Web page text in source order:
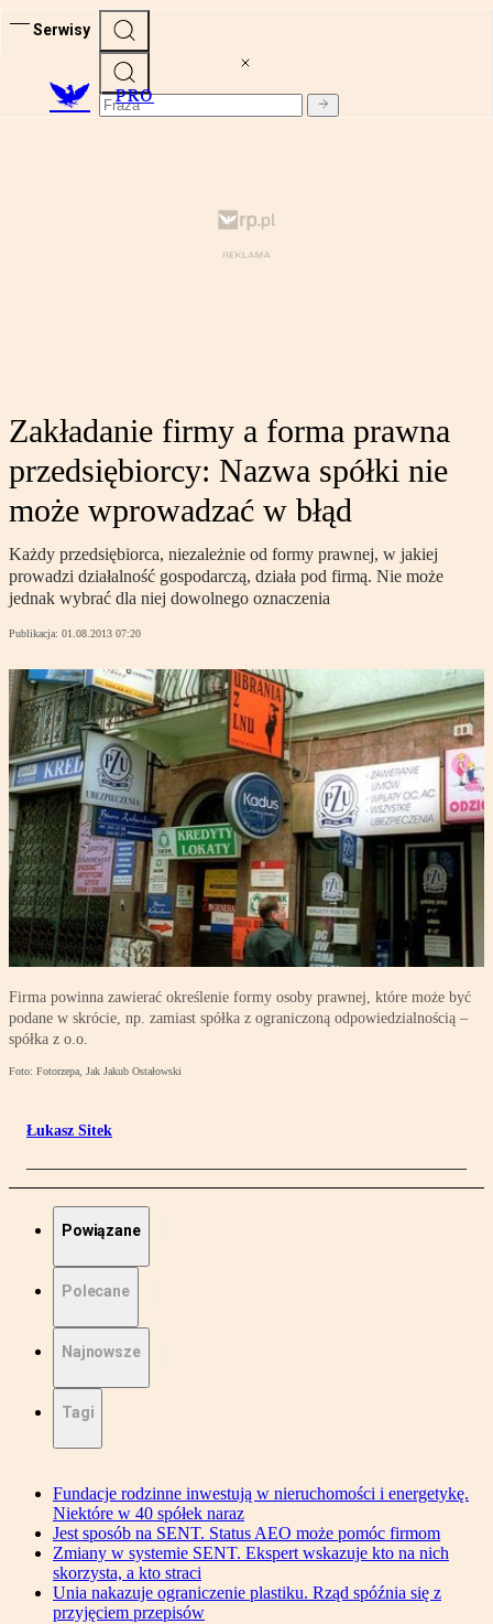
Serwisy
PRO
Zakładanie firmy a forma prawna
przedsiębiorcy: Nazwa spółki nie
może wprowadzać w błąd
Każdy przedsiębiorca, niezależnie od formy prawnej, w jakiej
prowadzi działalność gospodarczą, działa pod firmą. Nie może
jednak wybrać dla niej dowolnego oznaczenia
Publikacja: 01.08.2013 07:20
Firma powinna zawierać określenie formy osoby prawnej, które może być
podane w skrócie, np. zamiast spółka z ograniczoną odpowiedzialnością –
spółka z o.o.
Foto: Fotorzepa, Jak Jakub Ostałowski
Łukasz Sitek
Powiązane
Polecane
Najnowsze
Tagi
Fundacje rodzinne inwestują w nieruchomości i energetykę.
Niektóre w 40 spółek naraz
Jest sposób na SENT. Status AEO może pomóc firmom
Zmiany w systemie SENT. Ekspert wskazuje kto na nich
skorzysta, a kto straci
Unia nakazuje ograniczenie plastiku. Rząd spóźnia się z
przyjęciem przepisów